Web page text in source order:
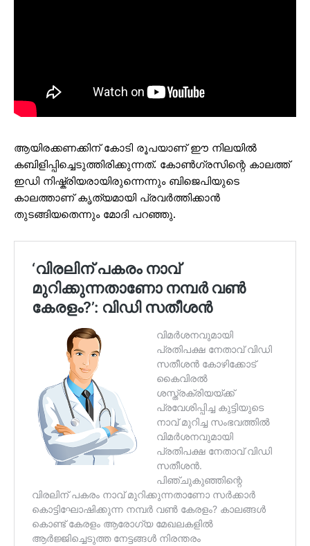
ആയിരക്കണക്കിന് കോടി രൂപയാണ് ഈ നിലയിൽ
കബിളിപ്പിച്ചെടുത്തിരിക്കുന്നത്. കോൺഗ്രസിന്റെ കാലത്ത്
ഇഡി നിഷ്ക്രിയരായിരുന്നെന്നും ബിജെപിയുടെ
കാലത്താണ് കൃത്യമായി പ്രവർത്തിക്കാൻ
തുടങ്ങിയതെന്നും മോദി പറഞ്ഞു.